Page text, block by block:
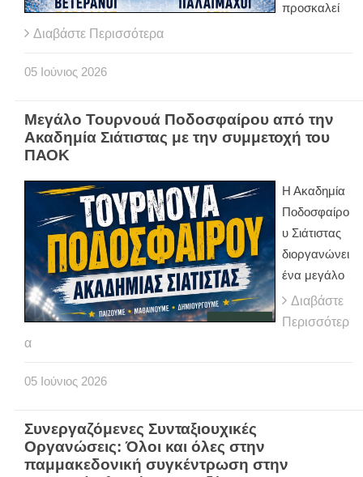
προσκαλεί
Διαβάστε Περισσότερα
05 Ιούνιος 2026
Μεγάλο Τουρνουά Ποδοσφαίρου από την
Ακαδημία Σιάτιστας με την συμμετοχή του
ΠΑΟΚ
Η Ακαδημία
Ποδοσφαίρο
υ Σιάτιστας
διοργανώνει
ένα μεγάλο
Διαβάστε
Περισσότερ
α
05 Ιούνιος 2026
Συνεργαζόμενες Συνταξιουχικές
Οργανώσεις: Όλοι και όλες στην
παμμακεδονική συγκέντρωση στην